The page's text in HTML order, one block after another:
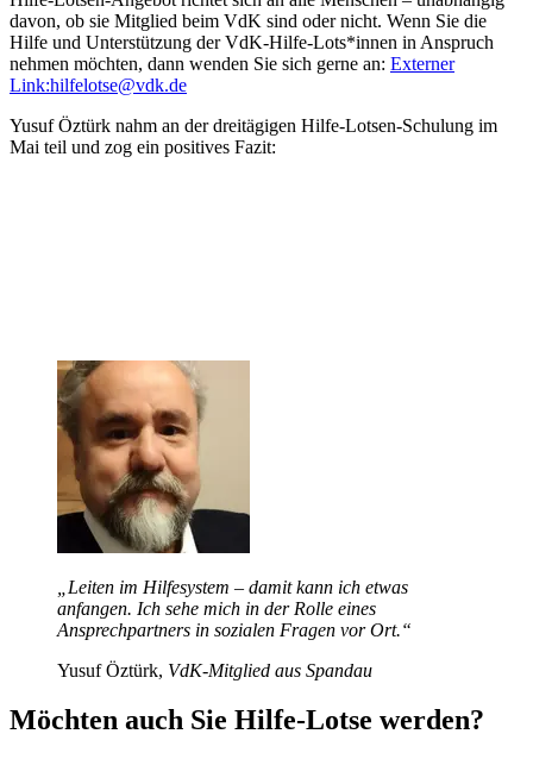
davon, ob sie Mitglied beim VdK sind oder nicht. Wenn Sie die
Hilfe und Unterstützung der VdK-Hilfe-Lots*innen in Anspruch
nehmen möchten, dann wenden Sie sich gerne an: Externer
Link:hilfelotse@vdk.de
Yusuf Öztürk nahm an der dreitägigen Hilfe-Lotsen-Schulung im
Mai teil und zog ein positives Fazit:
„Leiten im Hilfesystem – damit kann ich etwas
anfangen. Ich sehe mich in der Rolle eines
Ansprechpartners in sozialen Fragen vor Ort.“
Yusuf Öztürk, VdK-Mitglied aus Spandau
Möchten auch Sie Hilfe-Lotse werden?